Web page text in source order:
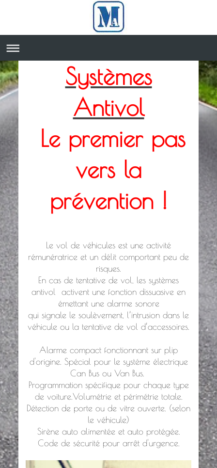
Systèmes
Antivol
Le premier pas
vers la
prévention !
Le vol de véhicules est une activité
rémunératrice et un délit comportant peu de
risques.
En cas de tentative de vol, les systèmes
antivol activent une fonction dissuasive en
émettant une alarme sonore
qui signale le soulèvement, l’intrusion dans le
véhicule ou la tentative de vol d’accessoires.
Alarme compact fonctionnant sur plip
d'origine. Spécial pour le systéme électrique
Can Bus ou Van Bus.
Programmation spécifique pour chaque type
de voiture.Volumétrie et périmétrie totale.
Détection de porte ou de vitre ouverte. (selon
le véhicule)
Sirène auto alimentée et auto protégée.
Code de sécurité pour arrêt d'urgence.